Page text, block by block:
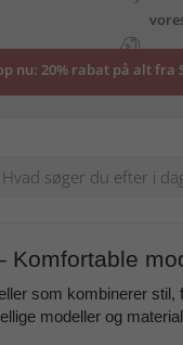
her
nu: 20% rabat på alt fra
Komfortable
som kombinerer
modeller og